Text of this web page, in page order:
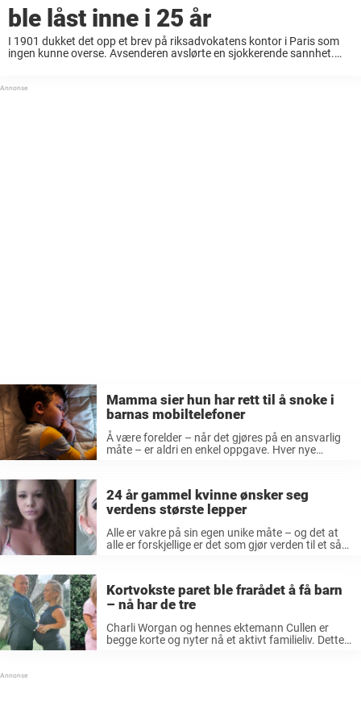
ble låst inne i 25 år
I 1901 dukket det opp et brev på riksadvokatens kontor i Paris som
ingen kunne overse. Avsenderen avslørte en sjokkerende sannhet.
Mamma sier hun har rett til å snoke i
barnas mobiltelefoner
Å være forelder – når det gjøres på en ansvarlig
måte – er aldri en enkel oppgave. Hver nye
24 år gammel kvinne ønsker seg
verdens største lepper
Alle er vakre på sin egen unike måte – og det at
alle er forskjellige er det som gjør verden til et så
Kortvokste paret ble frarådet å få barn
– nå har de tre
Charli Worgan og hennes ektemann Cullen er
begge korte og nyter nå et aktivt familieliv. Dette